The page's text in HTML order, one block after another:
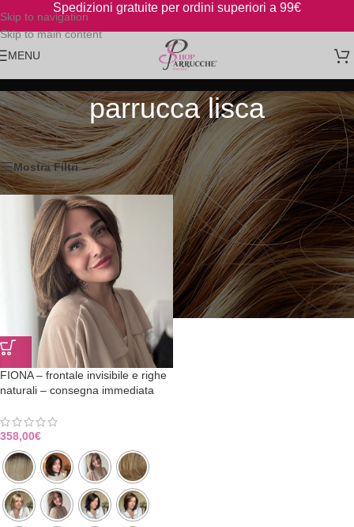
Skip to navigation
Skip to main content
Spedizioni gratuite per ordini superiori a 99€
MENU
parrucca lisca
Home/Prodotti taggati “parrucca lisca” Visualizzazione del risultato
Mostra Filtri
FIONA – frontale invisibile e righe
naturali – consegna immediata
358,00€